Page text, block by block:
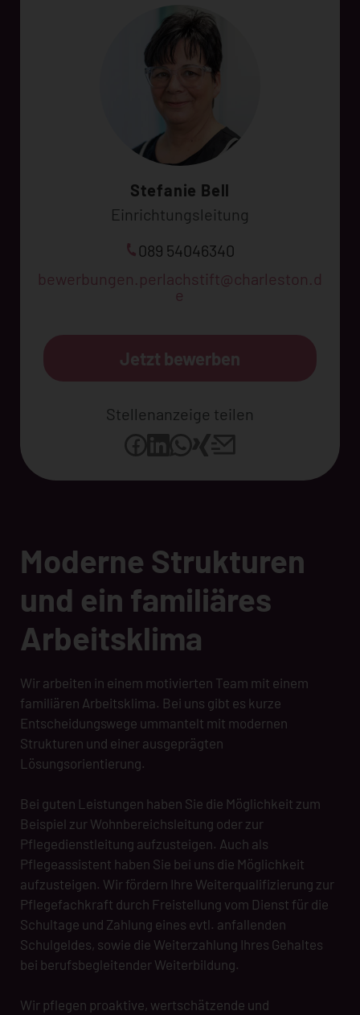
Stefanie Bell
Einrichtungsleitung
089 54046340
bewerbungen.perlachstift@charleston.d
e
Jetzt bewerben
Stellenanzeige teilen
Moderne Strukturen
und ein familiäres
Arbeitsklima
Wir arbeiten in einem motivierten Team mit einem
familiären Arbeitsklima. Bei uns gibt es kurze
Entscheidungswege ummantelt mit modernen
Strukturen und einer ausgeprägten
Lösungsorientierung.
Bei guten Leistungen haben Sie die Möglichkeit zum
Beispiel zur Wohnbereichsleitung oder zur
Pflegedienstleitung aufzusteigen. Auch als
Pflegeassistent haben Sie bei uns die Möglichkeit
aufzusteigen. Wir fördern Ihre Weiterqualifizierung zur
Pflegefachkraft durch Freistellung vom Dienst für die
Schultage und Zahlung eines evtl. anfallenden
Schulgeldes, sowie die Weiterzahlung Ihres Gehaltes
bei berufsbegleitender Weiterbildung.
Wir pflegen proaktive, wertschätzende und